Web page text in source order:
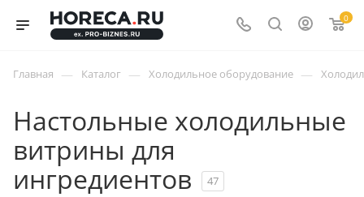
0
Главная — Каталог — Холодильное оборудование —
Настольные холодильные
витрины для
ингредиентов
47